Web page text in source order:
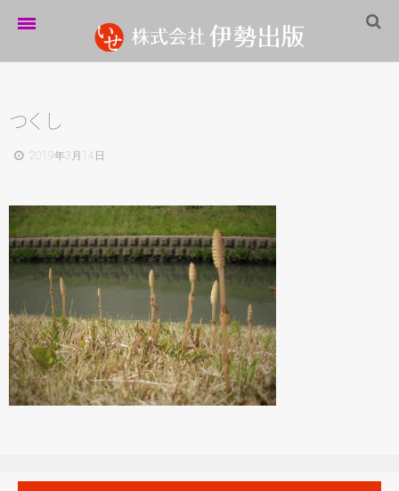
伊勢出版だより
営業案内
企業情報
採用情報
パートナーシップ
お問い合わせ
サイトマップ
つく し
2019年3月14日